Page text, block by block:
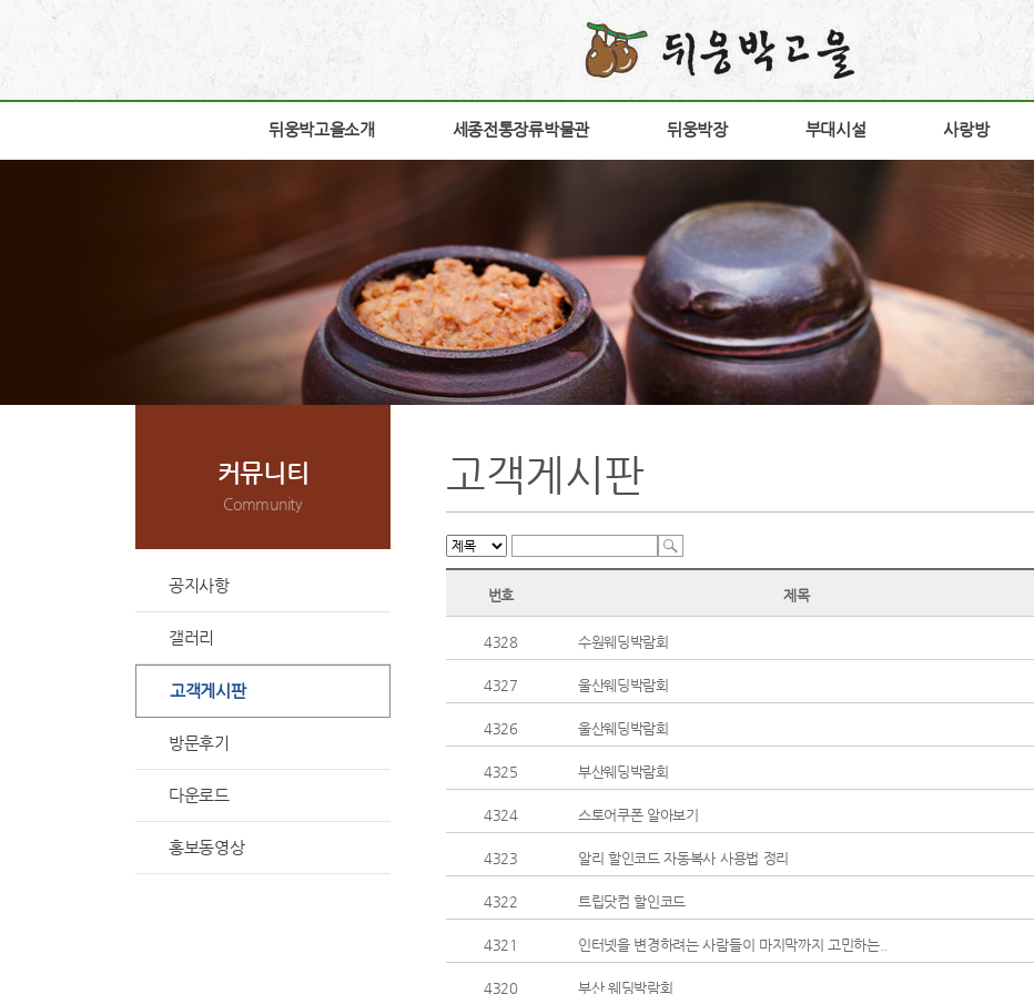
뒤웅박고을소개 세종전통장류박물관 뒤웅박장 부대시설 사랑방
뒤웅박고을소개 세종전통장류박물관 뒤웅박장 부대시설 사랑방
뒤웅박웹툰
찾아오시는길
학술연구
자료실
열린공간
상품소개
연구개발
구절초고추장
가비향
전시판매장
홍보동영상
커뮤니티
Community
공지사항
갤러리
고객게시판
방문후기
다운로드
홍보동영상
고객게시판
번호 제목
4328 수원웨딩박람회
4327 울산웨딩박람회
4326 울산웨딩박람회
4325 부산웨딩박람회
4324 스토어쿠폰 알아보기
4323 알리 할인코드 자동복사 사용법 정리
4322 트립닷컴 할인코드
4321 인터넷을 변경하려는 사람들이 마지막까지 고민하는..
4320 부산 웨딩박람회